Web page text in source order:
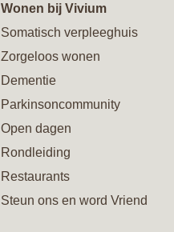
Wonen bij Vivium
Somatisch verpleeghuis
Zorgeloos wonen
Dementie
Parkinsoncommunity
Open dagen
Rondleiding
Restaurants
Steun ons en word Vriend